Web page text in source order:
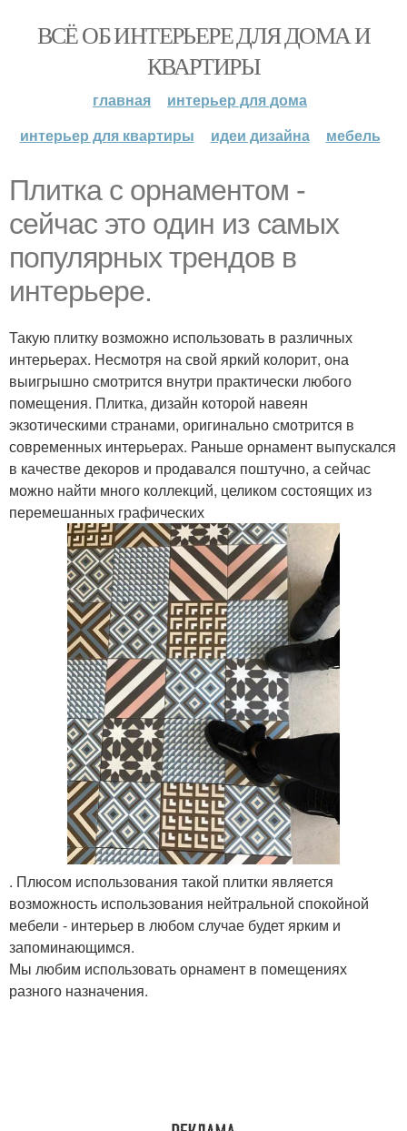
ВСЁ ОБ ИНТЕРЬЕРЕ ДЛЯ ДОМА И
КВАРТИРЫ
главная
интерьер для дома
интерьер для квартиры
идеи дизайна мебель
Плитка с орнаментом -
сейчас это один из самых
популярных трендов в
интерьере.
Такую плитку возможно использовать в различных
интерьерах. Несмотря на свой яркий колорит, она
выигрышно смотрится внутри практически любого
помещения. Плитка, дизайн которой навеян
экзотическими странами, оригинально смотрится в
современных интерьерах. Раньше орнамент выпускался
в качестве декоров и продавался поштучно, а сейчас
можно найти много коллекций, целиком состоящих из
перемешанных графических
. Плюсом использования такой плитки является
возможность использования нейтральной спокойной
мебели - интерьер в любом случае будет ярким и
запоминающимся.
Мы любим использовать орнамент в помещениях
разного назначения.